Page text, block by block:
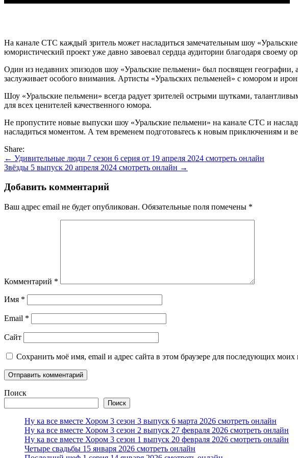
На канале СТС каждый зритель может насладиться замечательным шоу
юмористический проект уже давно завоевал сердца аудитории благодаря
Один из недавних эпизодов шоу «Уральские пельмени» был посвящен
заслуживает особого внимания. Артисты «Уральских пельменей» с юмором и
Шоу «Уральские пельмени» всегда радует зрителей острыми шутками,
для всех ценителей качественного юмора.
Не пропустите новые выпуски шоу «Уральские пельмени» на канале СТС и
насладиться моментом. А тем временем подготовьтесь к новым приключениям и
Share:
Навигация
по
записям
← Удивительные люди 7 сезон 6 серия от 19 апреля 2024 смотреть онлайн
Звёзды 5 выпуск 20 апреля 2024 смотреть онлайн →
Добавить комментарий
Ваш адрес email не будет опубликован. Обязательные поля помечены *
Комментарий *
Имя *
Email *
Сайт
Сохранить моё имя, email и адрес сайта в этом браузере для последующих моих
Поиск
Поиск
Ну ка все вместе Хором 3 сезон 3 выпуск 6 марта 2026 смотреть онлайн
Ну ка все вместе Хором 3 сезон 2 выпуск 27 февраля 2026 смотреть онлайн
Ну ка все вместе Хором 3 сезон 1 выпуск 20 февраля 2026 смотреть онлайн
Четыре свадьбы 15 января 2026 смотреть онлайн